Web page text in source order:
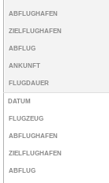
ABFLUGHAFEN
ZIELFLUGHAFEN
ABFLUG
ANKUNFT
FLUGDAUER
DATUM
FLUGZEUG
ABFLUGHAFEN
ZIELFLUGHAFEN
ABFLUG